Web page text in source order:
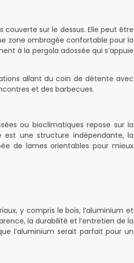
sur le dessus. Elle peut être
zone ombragée confortable pour la
à la pergola adossée qui s’appuie
allant du coin de détente avec
et des barbecues.
ou bioclimatiques repose sur la
une structure indépendante, la
de lames orientables pour mieux
y compris le bois, l’aluminium et
la durabilité et l’entretien de la
l’aluminium serait parfait pour un